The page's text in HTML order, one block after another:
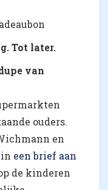
Tot later.
van
ouders.
en
een brief aan
de kinderen